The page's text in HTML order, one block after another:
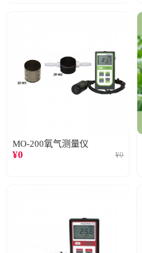
MO-200氧气测量仪
¥0 ¥0